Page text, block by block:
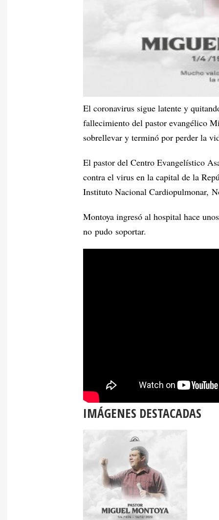
El coronavirus sigue latente y
fallecimiento del pastor evangélico
sobrellevar y terminó por perder la
El pastor del Centro Evangelístico
contra el virus en la capital de la
Instituto Nacional Cardiopulmonar,
Montoya ingresó al hospital hace
no pudo soportar.
IMÁGENES DESTACADAS